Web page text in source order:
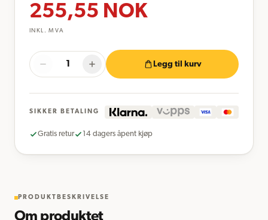
255,55 NOK
INKL. MVA
Legg til kurv
SIKKER BETALING
Gratis retur 14 dagers åpent kjøp
PRODUKTBESKRIVELSE
Om produktet